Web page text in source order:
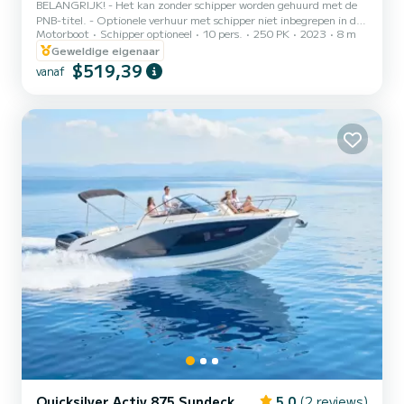
BELANGRIJK! - Het kan zonder schipper worden gehuurd met de
PNB-titel. - Optionele verhuur met schipper niet inbegrepen in de
prijs (150€ volledige dag / 100€ halve dag) Onze boot QuickSilver
Activ 805 Open is het nieuwe model van de Amerikaanse
scheepswerf Quicksilver, het is het nieuwe vaartuig dat voor 2023
op Europees niveau is gepresenteerd en een van de weinige
genieten, een krachtige en wendbare boot, uitgerust met een
krachtige...
Motorboot Schipper optioneel 10 pers. 250 PK 2023
8 m
Geweldige eigenaar
vanaf $519,39